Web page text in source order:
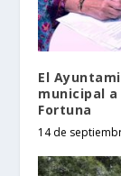
El
municipal
Fortuna
14 de